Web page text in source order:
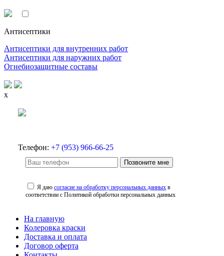
Антисептики
Антисептики для внутренних работ
Антисептики для наружних работ
Огнебиозащитные составы
x
Телефон: +7 (953) 966-66-25
Позвоните мне
Я даюсогласие на обработку персональных данных в
соответствии с Политикой обработки персональных данных
На главную
Колеровка краски
Доставка и оплата
Договор оферта